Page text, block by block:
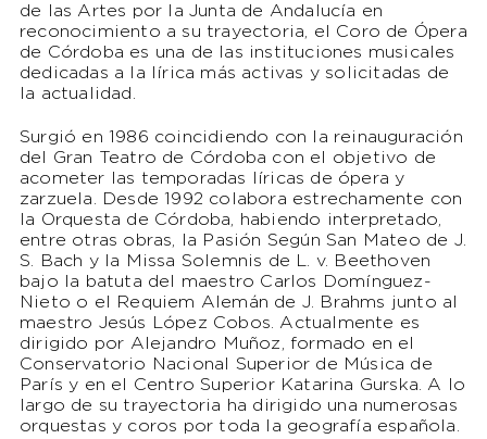
de las Artes por la Junta de Andalucía en
reconocimiento a su trayectoria, el Coro de Ópera
de Córdoba es una de las instituciones musicales
dedicadas a la lírica más activas y solicitadas de
la actualidad.
Surgió en 1986 coincidiendo con la reinauguración
del Gran Teatro de Córdoba con el objetivo de
acometer las temporadas líricas de ópera y
zarzuela. Desde 1992 colabora estrechamente con
la Orquesta de Córdoba, habiendo interpretado,
entre otras obras, la Pasión Según San Mateo de J.
S. Bach y la Missa Solemnis de L. v. Beethoven
bajo la batuta del maestro Carlos Domínguez-
Nieto o el Requiem Alemán de J. Brahms junto al
maestro Jesús López Cobos. Actualmente es
dirigido por Alejandro Muñoz, formado en el
Conservatorio Nacional Superior de Música de
París y en el Centro Superior Katarina Gurska. A lo
largo de su trayectoria ha dirigido una numerosas
orquestas y coros por toda la geografía española.